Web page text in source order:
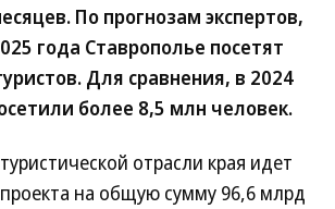
По прогнозам экспертов,
года Ставрополье посетят
Для сравнения, в 2024
более 8,5 млн человек.
отрасли края идет
на общую сумму 96,6 млрд